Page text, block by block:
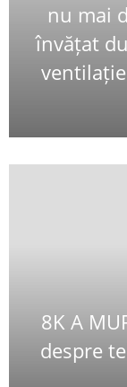
nu mai
învățat
8K A
despre